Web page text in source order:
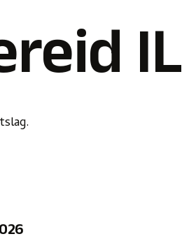
IL